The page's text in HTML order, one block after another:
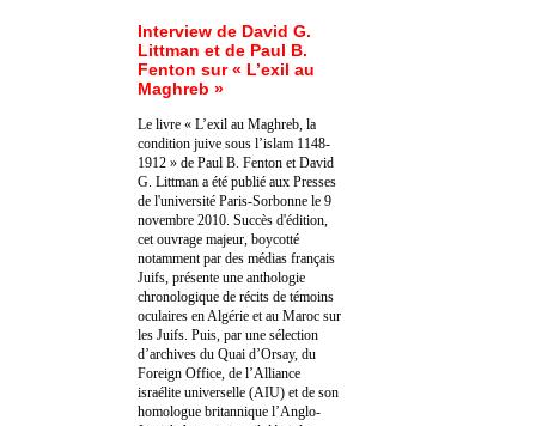
Interview de David G.
Littman et de Paul B.
Fenton sur « L’exil au
Maghreb »
Le livre « L’exil au Maghreb, la
condition juive sous l’islam 1148-
1912 » de Paul B. Fenton et David
G. Littman a été publié aux Presses
de l'université Paris-Sorbonne le 9
novembre 2010. Succès d'édition,
cet ouvrage majeur, boycotté
notamment par des médias français
Juifs, présente une anthologie
chronologique de récits de témoins
oculaires en Algérie et au Maroc sur
les Juifs. Puis, par une sélection
d’archives du Quai d’Orsay, du
Foreign Office, de l’Alliance
israélite universelle (AIU) et de son
homologue britannique l’Anglo-